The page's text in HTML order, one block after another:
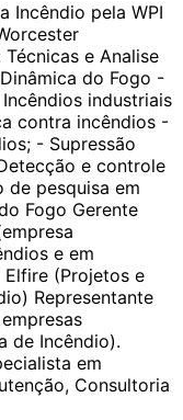
Incêndio pela WPI
e Analise
do Fogo -
industriais
contra incêndios -
- Supressão
e controle
de pesquisa em
Fogo Gerente
e em
Elfire (Projetos e
Representante
de Incêndio).
em
Consultoria